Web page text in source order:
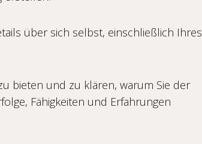
über sich selbst, einschließlich Ihres
bieten und zu klären, warum Sie der
Fähigkeiten und Erfahrungen